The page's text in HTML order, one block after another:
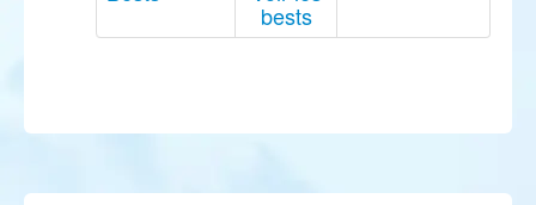
bests